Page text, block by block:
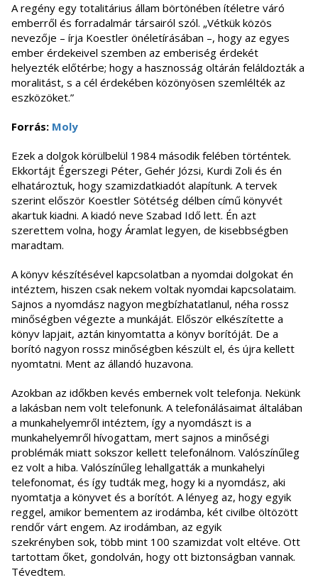
A regény egy totalitárius állam börtönében ítéletre váró
emberről és forradalmár társairól szól. „Vétkük közös
nevezője – írja Koestler önéletírásában –, hogy az egyes
ember érdekeivel szemben az emberiség érdekét
helyezték előtérbe; hogy a hasznosság oltárán feláldozták a
moralitást, s a cél érdekében közönyösen szemlélték az
eszközöket.”
Forrás: Moly
Ezek a dolgok körülbelül 1984 második felében történtek.
Ekkortájt Égerszegi Péter, Gehér Józsi, Kurdi Zoli és én
elhatároztuk, hogy szamizdatkiadót alapítunk. A tervek
szerint először Koestler Sötétség délben című könyvét
akartuk kiadni. A kiadó neve Szabad Idő lett. Én azt
szerettem volna, hogy Áramlat legyen, de kisebbségben
maradtam.
A könyv készítésével kapcsolatban a nyomdai dolgokat én
intéztem, hiszen csak nekem voltak nyomdai kapcsolataim.
Sajnos a nyomdász nagyon megbízhatatlanul, néha rossz
minőségben végezte a munkáját. Először elkészítette a
könyv lapjait, aztán kinyomtatta a könyv borítóját. De a
borító nagyon rossz minőségben készült el, és újra kellett
nyomtatni. Ment az állandó huzavona.
Azokban az időkben kevés embernek volt telefonja. Nekünk
a lakásban nem volt telefonunk. A telefonálásaimat általában
a munkahelyemről intéztem, így a nyomdászt is a
munkahelyemről hívogattam, mert sajnos a minőségi
problémák miatt sokszor kellett telefonálnom. Valószínűleg
ez volt a hiba. Valószínűleg lehallgatták a munkahelyi
telefonomat, és így tudták meg, hogy ki a nyomdász, aki
nyomtatja a könyvet és a borítót. A lényeg az, hogy egyik
reggel, amikor bementem az irodámba, két civilbe öltözött
rendőr várt engem. Az irodámban, az egyik
szekrényben sok, több mint 100 szamizdat volt eltéve. Ott
tartottam őket, gondolván, hogy ott biztonságban vannak.
Tévedtem.